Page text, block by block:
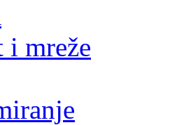
i mreže